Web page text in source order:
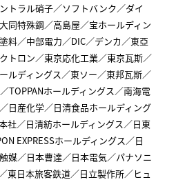
トラル硝子／ソフトバンク／ダイ
同特殊鋼／高島屋／宝ホールディン
料／中部電力／DIC／デンカ／東亞
トロン／東京応化工業／東京瓦斯／
ルディングス／東ソー／東邦瓦斯／
TOPPANホールディングス／南海電
日産化学／日清食品ホールディング
社／日清紡ホールディングス／日東
EXPRESSホールディングス／日
媒／日本曹達／日本電気／パナソニ
東日本旅客鉄道／日立製作所／ヒュ